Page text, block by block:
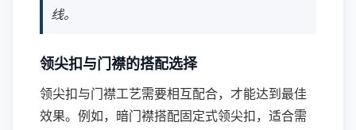
线。
领尖扣与门襟的搭配选择
领尖扣与门襟工艺需要相互配合，才能达到最佳
效果。例如，暗门襟搭配固定式领尖扣，适合需